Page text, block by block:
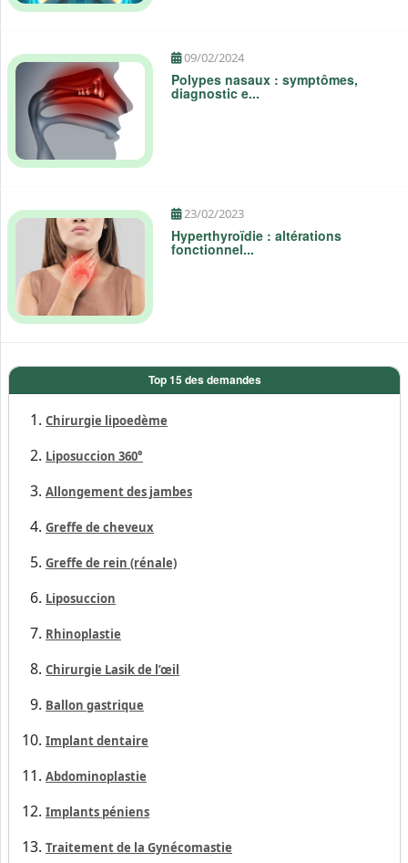
09/02/2024
Polypes nasaux : symptômes,
diagnostic e...
23/02/2023
Hyperthyroïdie : altérations
fonctionnel...
Top 15 des demandes
Chirurgie lipoedème
Liposuccion 360°
Allongement des jambes
Greffe de cheveux
Greffe de rein (rénale)
Liposuccion
Rhinoplastie
Chirurgie Lasik de l’œil
Ballon gastrique
Implant dentaire
Abdominoplastie
Implants péniens
Traitement de la Gynécomastie